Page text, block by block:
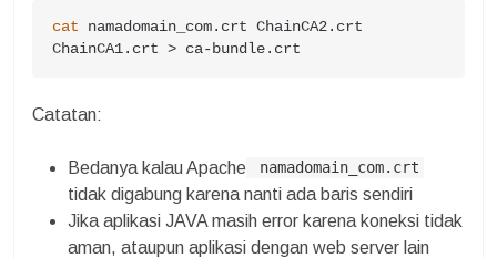
cat namadomain_com.crt ChainCA2.crt
ChainCA1.crt > ca-bundle.crt
Catatan:
Bedanya kalau Apache namadomain_com.crt
tidak digabung karena nanti ada baris sendiri
Jika aplikasi JAVA masih error karena koneksi tidak
aman, ataupun aplikasi dengan web server lain